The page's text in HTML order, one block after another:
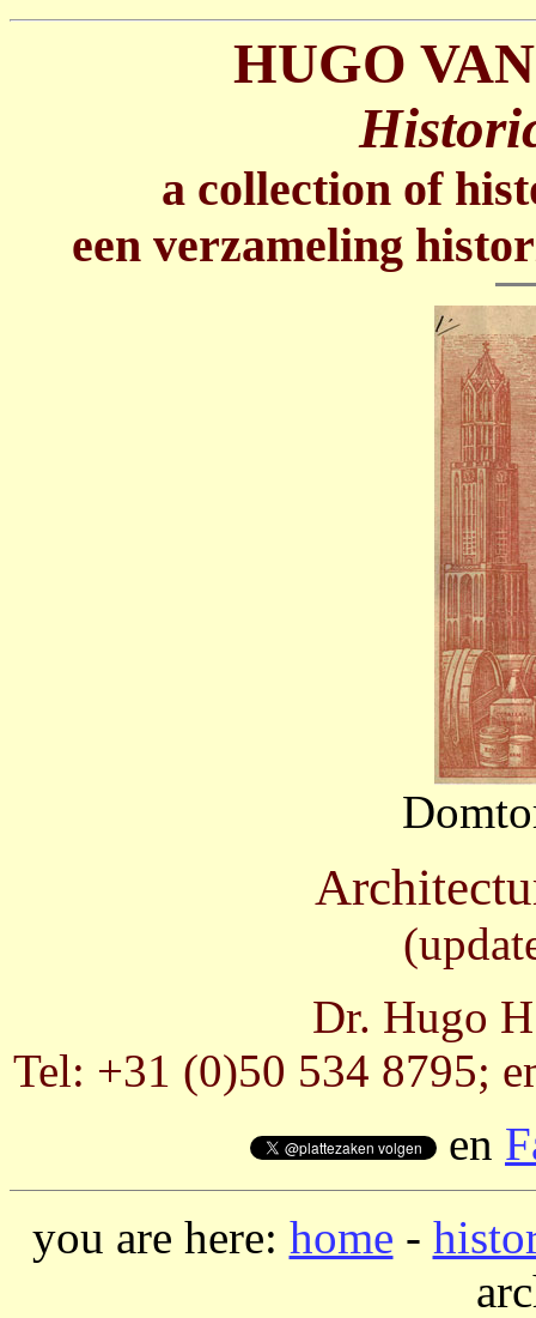
HUGO
a collection of
een verzameling
Dr. Hugo
Tel: +31 (0)50 534 8795;
en
you are here: home -